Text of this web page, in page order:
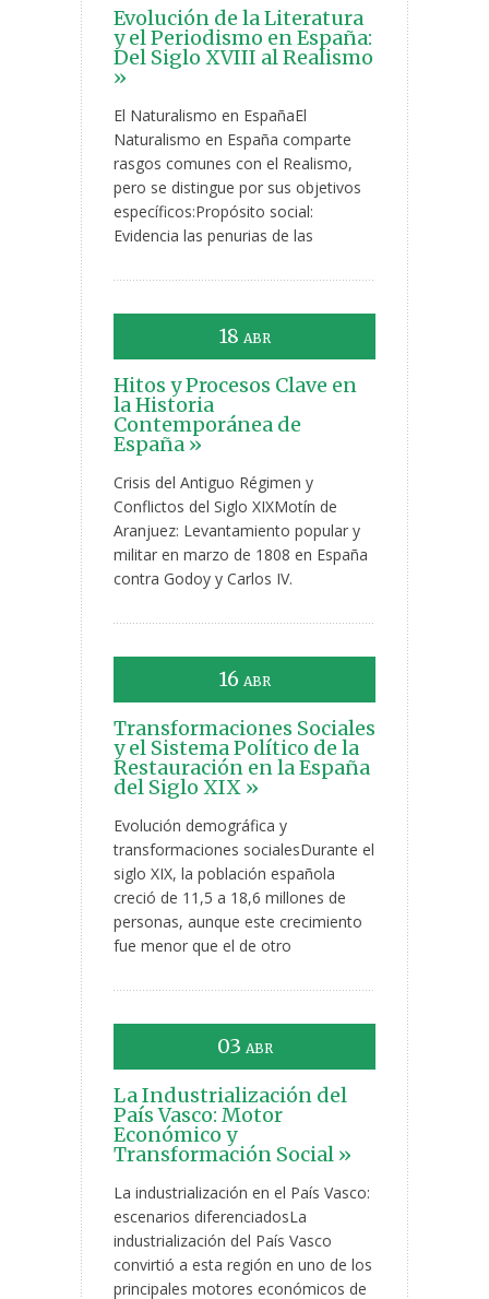
Evolución de la Literatura
y el Periodismo en España:
Del Siglo XVIII al Realismo
»
El Naturalismo en EspañaEl
Naturalismo en España comparte
rasgos comunes con el Realismo,
pero se distingue por sus objetivos
específicos:Propósito social:
Evidencia las penurias de las
18 ABR
Hitos y Procesos Clave en
la Historia
Contemporánea de
España »
Crisis del Antiguo Régimen y
Conflictos del Siglo XIXMotín de
Aranjuez: Levantamiento popular y
militar en marzo de 1808 en España
contra Godoy y Carlos IV.
16 ABR
Transformaciones Sociales
y el Sistema Político de la
Restauración en la España
del Siglo XIX »
Evolución demográfica y
transformaciones socialesDurante el
siglo XIX, la población española
creció de 11,5 a 18,6 millones de
personas, aunque este crecimiento
fue menor que el de otro
03 ABR
La Industrialización del
País Vasco: Motor
Económico y
Transformación Social »
La industrialización en el País Vasco:
escenarios diferenciadosLa
industrialización del País Vasco
convirtió a esta región en uno de los
principales motores económicos de